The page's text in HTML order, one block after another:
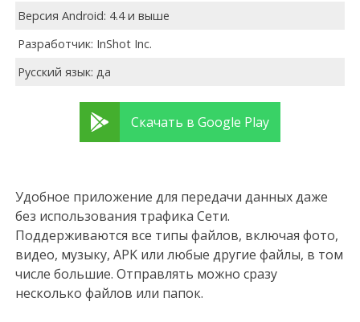
Версия Android: 4.4 и выше
Разработчик: InShot Inc.
Русский язык: да
Скачать в Google Play
Удобное приложение для передачи данных даже
без использования трафика Сети.
Поддерживаются все типы файлов, включая фото,
видео, музыку, APK или любые другие файлы, в том
числе большие. Отправлять можно сразу
несколько файлов или папок.